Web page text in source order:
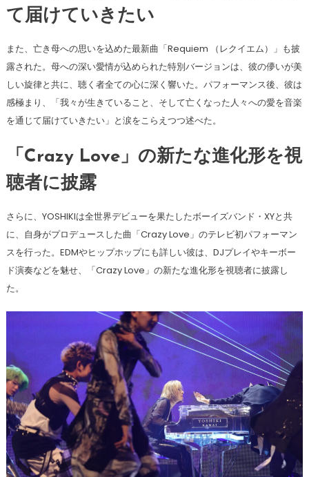
て届けていきたい
また、亡き母への思いを込めた最新曲「Requiem （レクイエム）」も披
露された。母への深い愛情が込められた特別バージョンは、彼の儚いが美
しい旋律と共に、聴く者全ての心に深く響いた。パフォーマンス後、彼は
感極まり、「我々が生きていること、そして亡くなった人々への愛を音楽
を通じて届けていきたい」と涙をこらえつつ述べた。
「Crazy Love」の新たな進化形を視
聴者に披露
さらに、YOSHIKIは全世界デビューを果たしたボーイズバンド・XYと共
に、自身がプロデュースした曲「Crazy Love」のテレビ初パフォーマン
スを行った。EDMやヒップホップにも詳しい彼は、DJプレイやキーボー
ド演奏などを魅せ、「Crazy Love」の新たな進化形を視聴者に披露し
た。